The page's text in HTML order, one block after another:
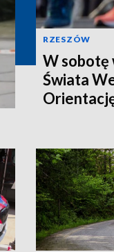
RZESZÓW
W sobotę
Świata